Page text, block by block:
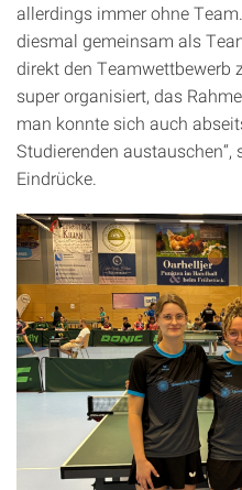
allerdings immer ohne
diesmal gemeinsam als
direkt den Teamwettbewerb
super organisiert, das
man konnte sich auch
Studierenden
Eindrücke.